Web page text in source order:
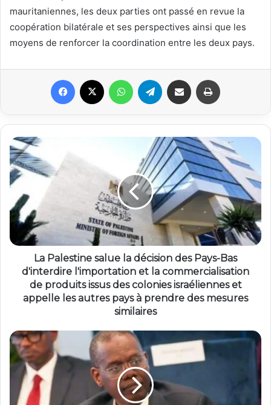
mauritaniennes, les deux parties ont passé en revue la
coopération bilatérale et ses perspectives ainsi que les
moyens de renforcer la coordination entre les deux pays.
Facebook WhatsAppTelegram Partager par email
La Palestine salue la décision des Pays-Bas
d'interdire l'importation et la commercialisation
de produits issus des colonies israéliennes et
appelle les autres pays à prendre des mesures
similaires